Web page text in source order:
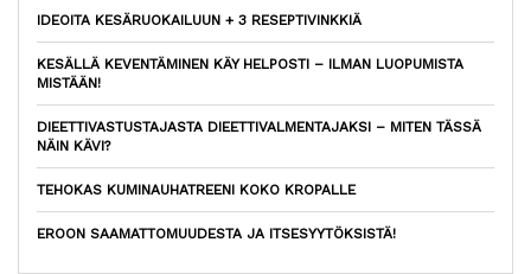
IDEOITA KESÄRUOKAILUUN + 3 RESEPTIVINKKIÄ
KESÄLLÄ KEVENTÄMINEN KÄY HELPOSTI – ILMAN LUOPUMISTA
MISTÄÄN!
DIEETTIVASTUSTAJASTA DIEETTIVALMENTAJAKSI – MITEN TÄSSÄ
NÄIN KÄVI?
TEHOKAS KUMINAUHATREENI KOKO KROPALLE
EROON SAAMATTOMUUDESTA JA ITSESYYTÖKSISTÄ!